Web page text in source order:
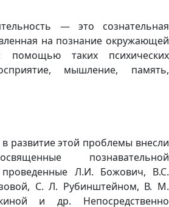
— это сознательная
на познание окружающей
помощью таких психических
мышление, память,
развитие этой проблемы внесли
познавательной
проведенные Л.И. Божович, B.C.
С. Л. Рубинштейном, В. М.
и др. Непосредственно